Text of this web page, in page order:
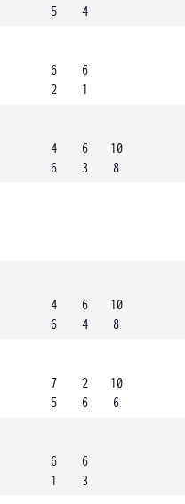
5
4
6
2
6
1
4
6
6
3
10
8
4
6
6
4
10
8
7
5
2
6
10
6
6
1
6
3